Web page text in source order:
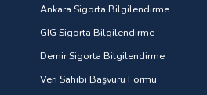
Ankara Sigorta Bilgilendirme
GIG Sigorta Bilgilendirme
Demir Sigorta Bilgilendirme
Veri Sahibi Başvuru Formu